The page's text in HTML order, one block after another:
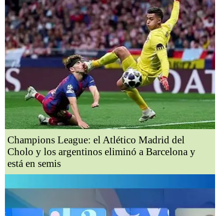
Champions League: el Atlético Madrid del
Cholo y los argentinos eliminó a Barcelona y
está en semis